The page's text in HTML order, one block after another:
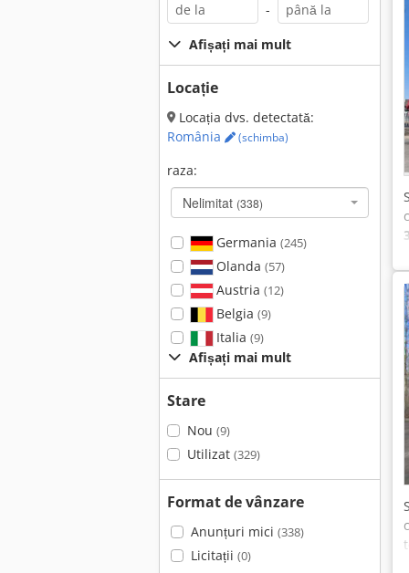
-
Afișați mai mult
Locație
Locația dvs. detectată:
România
(schimba)
raza:
Nelimitat (338)
Germania (245)
Olanda (57)
Austria (12)
Belgia (9)
Italia (9)
Afișați mai mult
Stare
Nou (9)
Utilizat (329)
Format de vânzare
Anunțuri mici (338)
Licitații (0)
3